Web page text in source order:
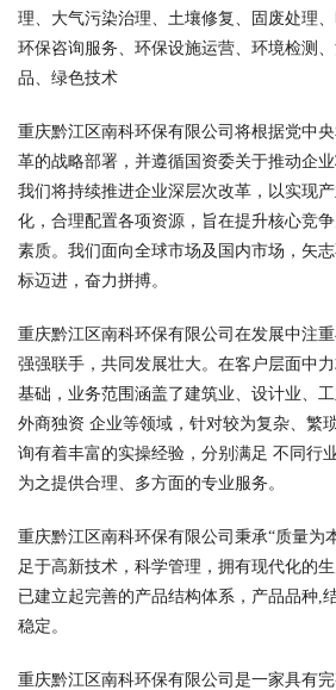
理、大气污染治理、土壤修复、固废处理
环保咨询服务、环保设施运营、环境检测
品、绿色技术
重庆黔江区南科环保有限公司将根据党中
革的战略部署，并遵循国资委关于推动企
我们将持续推进企业深层次改革，以实现
化，合理配置各项资源，旨在提升核心竞
素质。我们面向全球市场及国内市场，矢
标迈进，奋力拼搏。
重庆黔江区南科环保有限公司在发展中注
强强联手，共同发展壮大。在客户层面中
基础，业务范围涵盖了建筑业、设计业、工
外商独资 企业等领域，针对较为复杂、繁
询有着丰富的实操经验，分别满足 不同行
为之提供合理、多方面的专业服务。
重庆黔江区南科环保有限公司秉承“质量为
足于高新技术，科学管理，拥有现代化的
已建立起完善的产品结构体系，产品品种,
稳定。
重庆黔江区南科环保有限公司是一家具有